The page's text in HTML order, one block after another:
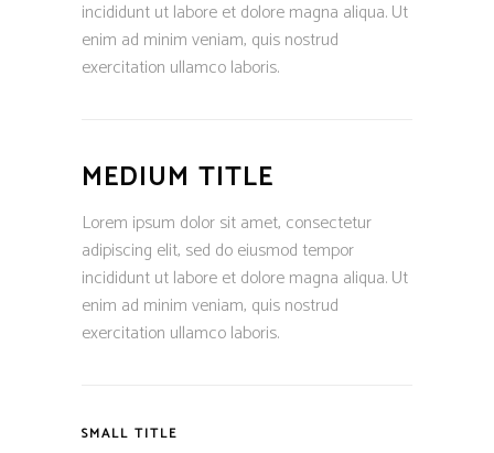
incididunt ut labore et dolore magna aliqua. Ut
enim ad minim veniam, quis nostrud
exercitation ullamco laboris.
MEDIUM TITLE
Lorem ipsum dolor sit amet, consectetur
adipiscing elit, sed do eiusmod tempor
incididunt ut labore et dolore magna aliqua. Ut
enim ad minim veniam, quis nostrud
exercitation ullamco laboris.
SMALL TITLE